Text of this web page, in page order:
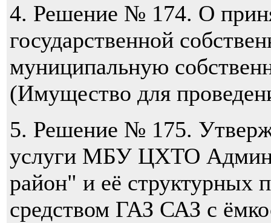
4. Решение № 174. О
государственной
муниципальную
(Имущество для
5. Решение № 175.
услуги МБУ ЦХТО
район" и её структурных
средством ГАЗ САЗ с